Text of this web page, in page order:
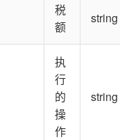
税
额
string
执
行
的
操
作
string